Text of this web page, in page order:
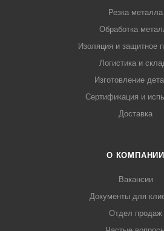
Резка металла
Обработка
Изоляция и защитное
Логистика и
Изготовление
Сертификация и
Доставка
О КОМПАНИИ
Вакансии
Документы для
Отдел продаж